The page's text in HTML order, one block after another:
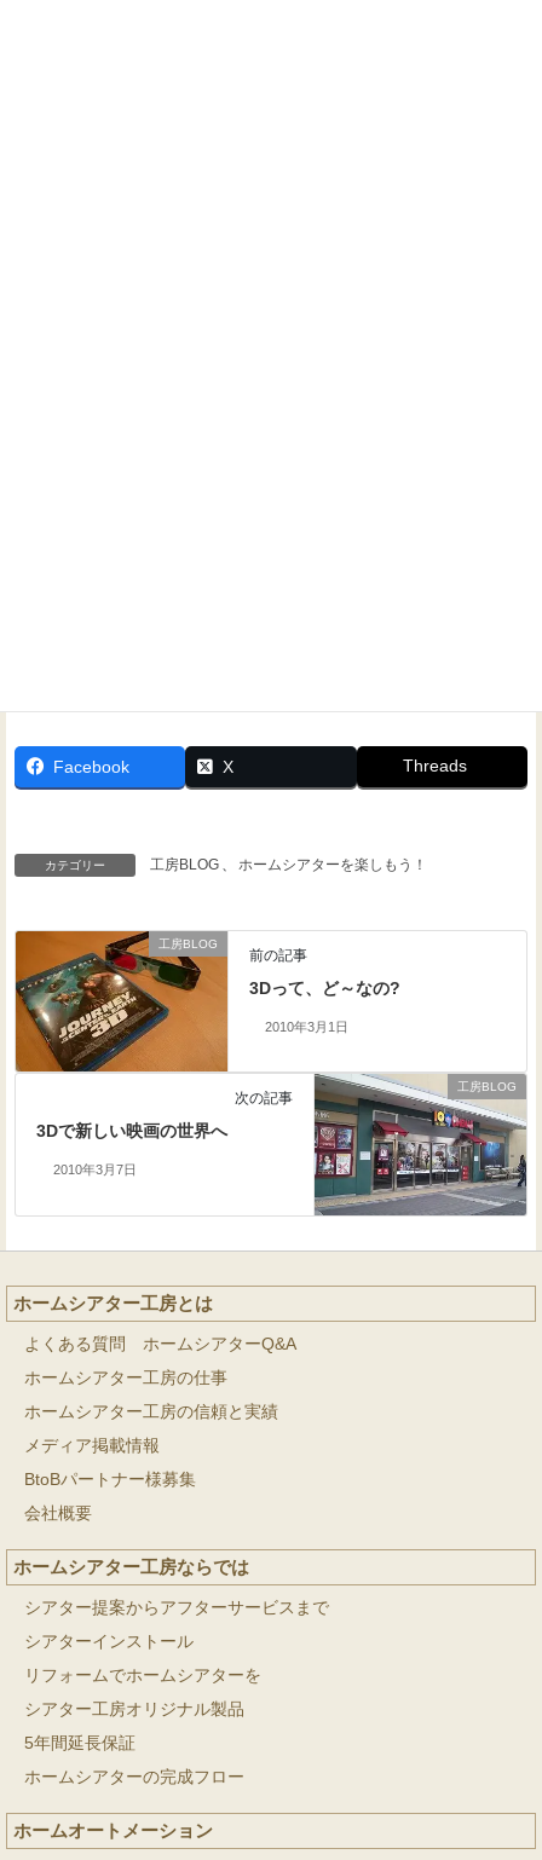
Facebook X Threads
カテゴリー 工房BLOG ホームシアターを楽しもう！
工房BLOG
前の記事
3Dって、ど～なの?
2010年3月1日
工房BLOG
次の記事
3Dで新しい映画の世界へ
2010年3月7日
ホームシアター工房とは
よくある質問 ホームシアターQ&A
ホームシアター工房の仕事
ホームシアター工房の信頼と実績
メディア掲載情報
BtoBパートナー様募集
会社概要
ホームシアター工房ならでは
シアター提案からアフターサービスまで
シアターインストール
リフォームでホームシアターを
シアター工房オリジナル製品
5年間延長保証
ホームシアターの完成フロー
ホームオートメーション